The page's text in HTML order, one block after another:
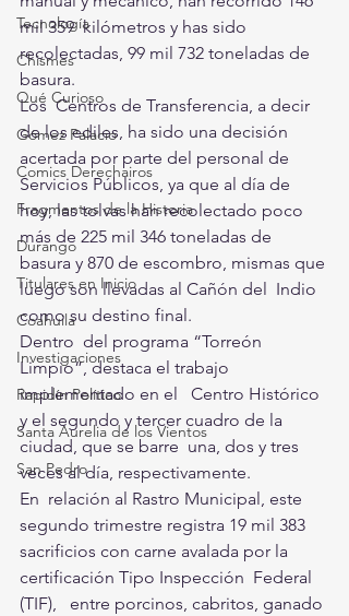
Tecnología
Chismes
Qué Curioso
Gómez Palacio
Comics Derechairos
Fragmentos de la Historia
Durango
Titulares en Inicio
Coahuila
Investigaciones
Rapidín Político
Santa Aurelia de los Vientos
San Pedro
mil 359  kilómetros y has sido
recolectadas, 99 mil 732 toneladas de
basura.
Los  Centros de Transferencia, a decir
de los ediles, ha sido una decisión
acertada por parte del personal de
Servicios Públicos, ya que al día de
hoy, las tolvas han recolectado poco
más de 225 mil 346 toneladas de
basura y 870 de escombro, mismas que
luego son llevadas al Cañón del  Indio
como su destino final.
Dentro  del programa “Torreón
Limpio”, destaca el trabajo
implementado en el   Centro Histórico
y el segundo y tercer cuadro de la
ciudad, que se barre  una, dos y tres
veces al día, respectivamente.
En  relación al Rastro Municipal, este
segundo trimestre registra 19 mil 383
sacrificios con carne avalada por la
certificación Tipo Inspección  Federal
(TIF),   entre porcinos, cabritos, ganado